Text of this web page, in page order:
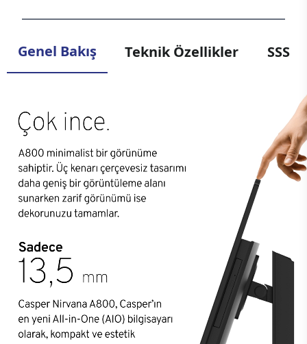
Genel Bakış Teknik Özellikler SSS